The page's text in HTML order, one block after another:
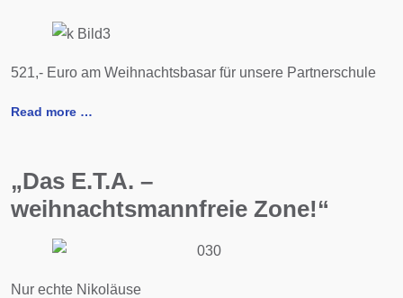
521,- Euro am Weihnachtsbasar für unsere Partnerschule
Read more …
„Das E.T.A. –
weihnachtsmannfreie Zone!“
Nur echte Nikoläuse